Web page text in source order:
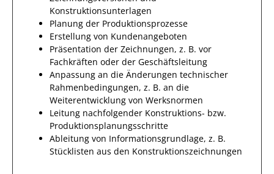
Konstruktionsunterlagen
Planung der Produktionsprozesse
Erstellung von Kundenangeboten
Präsentation der Zeichnungen, z. B. vor
Fachkräften oder der Geschäftsleitung
Anpassung an die Änderungen technischer
Rahmenbedingungen, z. B. an die
Weiterentwicklung von Werksnormen
Leitung nachfolgender Konstruktions- bzw.
Produktionsplanungsschritte
Ableitung von Informationsgrundlage, z. B.
Stücklisten aus den Konstruktionszeichnungen